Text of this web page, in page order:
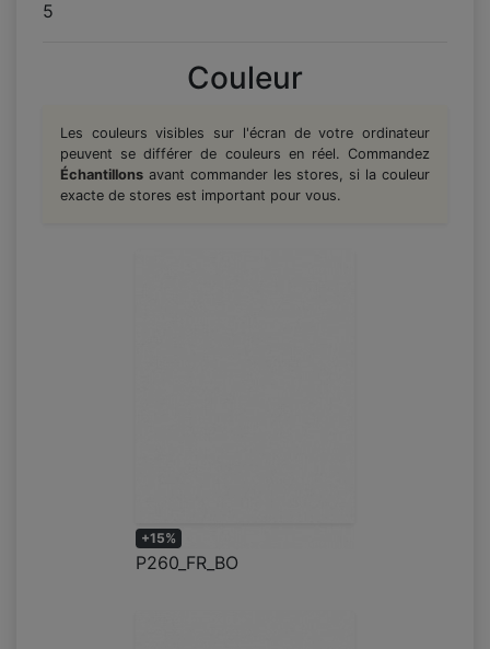
5
Couleur
Les couleurs visibles sur l'écran de votre ordinateur
peuvent se différer de couleurs en réel. Commandez
Échantillons avant commander les stores, si la couleur
exacte de stores est important pour vous.
+15%
P260_FR_BO